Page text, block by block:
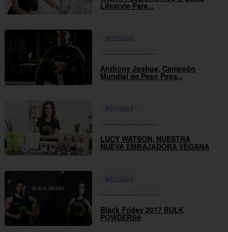
Lifestyle Para...
NOTICIAS
Anthony Joshua, Campeón
Mundial de Peso Pesa...
NOTICIAS
LUCY WATSON, NUESTRA
NUEVA EMBAJADORA VEGANA
NOTICIAS
Black Friday 2017 BULK
POWDERS®